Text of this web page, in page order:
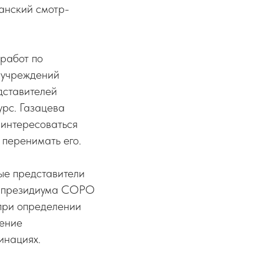
смотр-
по
Газацева
его.
представители
президиума СОРО
определении